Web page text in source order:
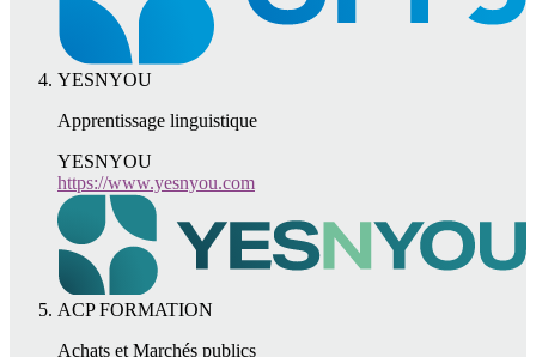
YESNYOU
Apprentissage linguistique
YESNYOU
https://www.yesnyou.com
ACP FORMATION
Achats et Marchés publics